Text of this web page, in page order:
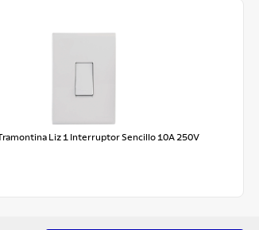
Liz 1 Interruptor Sencillo 10A 250V